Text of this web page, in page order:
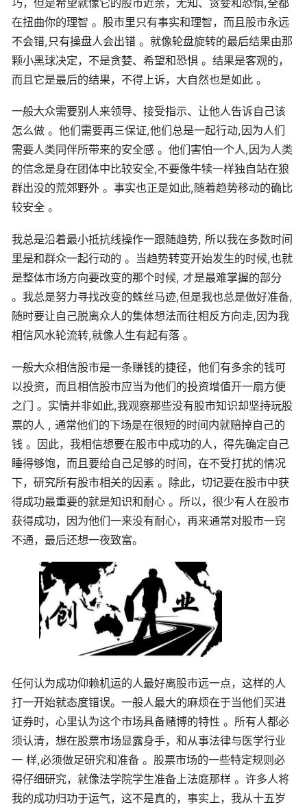
在扭曲你的理智 。股市里只有事实和理智，而且股市永远
不会错,只有操盘人会出错 。就像轮盘旋转的最后结果由那
颗小黑球决定，不是贪婪、希望和恐惧 。结果是客观的，
而且它是最后的结果，不得上诉，大自然也是如此 。
一般大众需要别人来领导、接受指示、让他人告诉自己该
怎么做 。他们需要再三保证,他们总是一起行动,因为人们
需要人类同伴所带来的安全感 。他们害怕一个人,因为人类
的信念是身在团体中比较安全,不要像牛犊一样独自站在狼
群出没的荒郊野外 。事实也正是如此,随着趋势移动的确比
较安全 。
我总是沿着最小抵抗线操作一跟随趋势, 所以我在多数时间
里是和群众一起行动的 。当趋势转变开始发生的时候,也就
是整体市场方向要改变的那个时候, 才是最难掌握的部分
。我总是努力寻找改变的蛛丝马迹,但是我也总是做好准备,
随时要让自己脱离众人的集体想法而往相反方向走,因为我
相信风水轮流转,就像人生有起有落 。
一般大众相信股市是一条赚钱的捷径，他们有多余的钱可
以投资，而且相信股市应当为他们的投资增值开一扇方便
之门 。实情并非如此,我观察那些没有股市知识却坚持玩股
票的人 , 通常他们的下场是在很短的时间内就赔掉自己的
钱 。因此，我相信想要在股市中成功的人，得先确定自己
睡得够饱，而且要给自己足够的时间，在不受打扰的情况
下，研究所有股市相关的因素 。除此，切记要在股市中获
得成功最重要的就是知识和耐心 。所以，很少有人在股市
获得成功，因为他们一来没有耐心，再来通常对股市一窍
不通，最后还想一夜致富。
任何认为成功仰赖机运的人最好离股市远一点，这样的人
打一开始就态度错误。一般人最大的麻烦在于当他们买进
证券时，心里认为这个市场具备赌博的特性 。所有人都必
须认清，想在股票市场显露身手，和从事法律与医学行业
一 样,必须做足研究和准备 。股票市场的一些特定规则必
得仔细研究，就像法学院学生准备上法庭那样 。许多人将
我的成功归功于运气，这不是真的，事实上，我从十五岁